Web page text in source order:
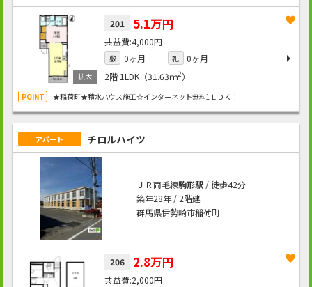
201 5.1万円
4,000円
敷 0ヶ月 礼
0ヶ月
2階 1LDK（31.63ｍ2）
★稲荷町★積水ハウス施工☆インターネット無料1ＬＤＫ！
アパート チロルハイツ
ＪＲ両毛線駒形駅/ 徒歩42分
築年28年 / 2階建
群馬県伊勢崎市稲荷町
206 2.8万円
2,000円